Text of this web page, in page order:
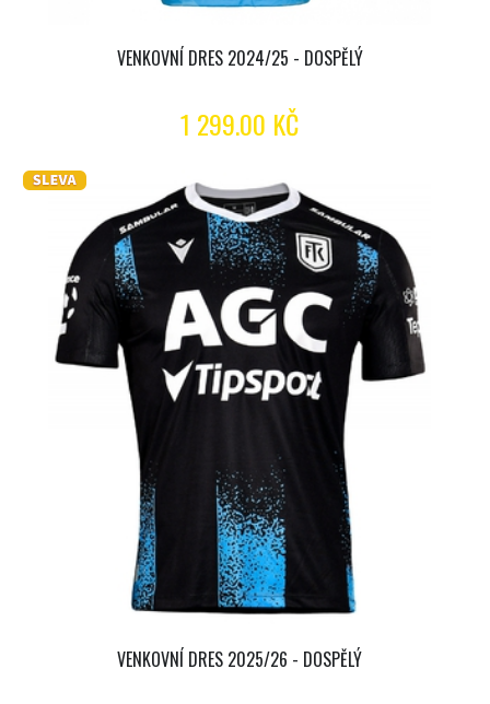
VENKOVNÍ DRES 2024/25 - DOSPĚLÝ
1 299.00 KČ
VENKOVNÍ DRES 2025/26 - DOSPĚLÝ